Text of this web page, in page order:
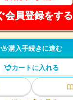
会員登録をする
購入手続きに進む
カートに入れる